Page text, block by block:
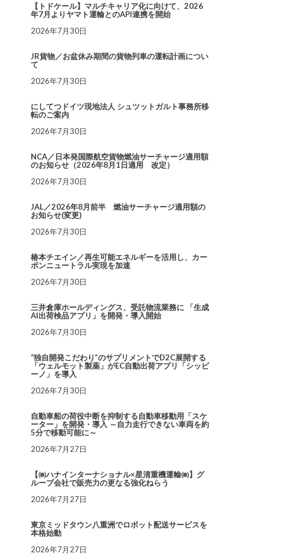
【トドケール】マルチキャリア化に向けて、2026
年7月よりヤマト運輸とのAPI連携を開始
2026年7月30日
JR貨物／お盆休み期間の貨物列車の運転計画につい
て
2026年7月30日
にしてつドイツ現地法人 シュツットガルト事務所移
転のご案内
2026年7月30日
NCA／日本発国際航空貨物燃油サーチャージ適用額
のお知らせ（2026年8月1日適用 改定）
2026年7月30日
JAL／2026年8月前半 燃油サーチャージ適用額の
お知らせ(変更)
2026年7月30日
椿本チエイン／再生可能エネルギーを活用し、カー
ボンニュートラル実現を加速
2026年7月30日
三井倉庫ホールディングス、受託物流業務に 「生成
AI出荷検品アプリ」を開発・導入開始
2026年7月30日
“独自開発こだわり”のサプリメントでD2C展開する
「ウェルモット製薬」がEC自動出荷アプリ「シッピ
ーノ」を導入
2026年7月30日
自動車船の荷役中断を抑制する自動車移動用「スケ
ーター」を開発・導入 ～自力走行できない車両を約
5分で移動可能に～
2026年7月27日
【㈱ハナインターナショナル×星清重機運輸㈱】グ
ループ会社で販売力の更なる強化ねらう
2026年7月27日
東京ミッドタウン八重洲でロボット配送サービスを
本格始動
2026年7月27日